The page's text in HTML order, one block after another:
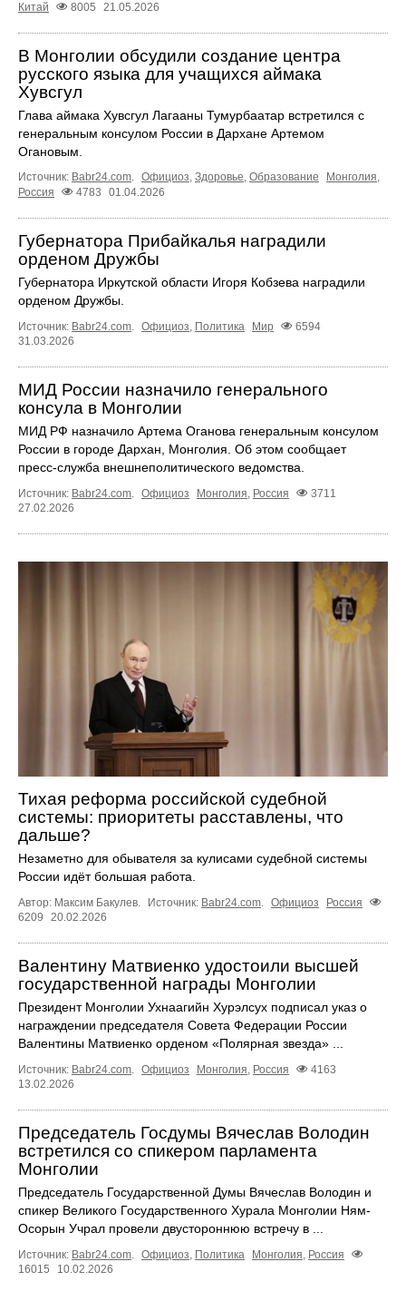
Китай
8005 21.05.2026
В Монголии обсудили создание центра
русского языка для учащихся аймака
Хувсгул
Глава аймака Хувсгул Лагааны Тумурбаатар встретился с
генеральным консулом России в Дархане Артемом
Огановым.
Источник: Babr24.com. Официоз, Здоровье, Образование Монголия,
Россия
4783 01.04.2026
Губернатора Прибайкалья наградили
орденом Дружбы
Губернатора Иркутской области Игоря Кобзева наградили
орденом Дружбы.
Источник: Babr24.com. Официоз, Политика Мир
6594
31.03.2026
МИД России назначило генерального
консула в Монголии
МИД РФ назначило Артема Оганова генеральным консулом
России в городе Дархан, Монголия. Об этом сообщает
пресс-служба внешнеполитического ведомства.
Источник: Babr24.com. Официоз Монголия, Россия
3711
27.02.2026
Тихая реформа российской судебной
системы: приоритеты расставлены, что
дальше?
Незаметно для обывателя за кулисами судебной системы
России идёт большая работа.
Автор: Максим Бакулев. Источник: Babr24.com. Официоз
Россия
6209
20.02.2026
Валентину Матвиенко удостоили высшей
государственной награды Монголии
Президент Монголии Ухнаагийн Хурэлсух подписал указ о
награждении председателя Совета Федерации России
Валентины Матвиенко орденом «Полярная звезда» ...
Источник: Babr24.com. Официоз Монголия, Россия
4163
13.02.2026
Председатель Госдумы Вячеслав Володин
встретился со спикером парламента
Монголии
Председатель Государственной Думы Вячеслав Володин и
спикер Великого Государственного Хурала Монголии Ням-
Осорын Учрал провели двустороннюю встречу в ...
Источник: Babr24.com. Официоз, Политика Монголия, Россия
16015
10.02.2026